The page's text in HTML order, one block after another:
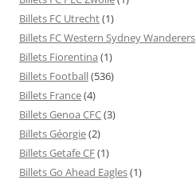
Billets FC Utrecht(1)
Billets FC Western Sydney Wanderers
Billets Fiorentina (1)
Billets Football(536)
Billets France(4)
Billets Genoa CFC(3)
Billets Géorgie(2)
Billets Getafe CF(1)
Billets Go Ahead Eagles(1)